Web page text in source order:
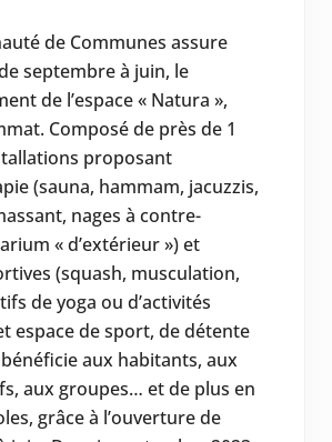
de Communes assure
septembre à juin, le
de l’espace « Natura »,
Composé de près de 1
proposant
(sauna, hammam, jacuzzis,
nages à contre-
« d’extérieur ») et
(squash, musculation,
de yoga ou d’activités
espace de sport, de détente
aux habitants, aux
aux groupes… et de plus en
grâce à l’ouverture de